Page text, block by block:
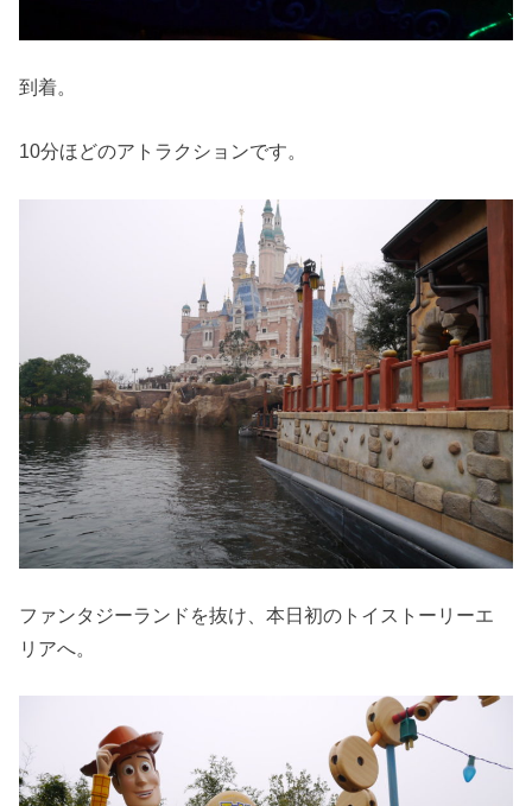
到着。
10分ほどのアトラクションです。
ファンタジーランドを抜け、本日初のトイストーリーエ
リアへ。